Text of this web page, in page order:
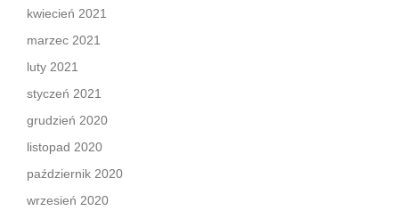
kwiecień 2021
marzec 2021
luty 2021
styczeń 2021
grudzień 2020
listopad 2020
październik 2020
wrzesień 2020